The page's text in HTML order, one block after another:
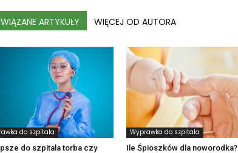
ARTYKUŁY WIĘCEJ OD AUTORA
do szpitala
do szpitala torba czy
Wyprawka do szpitala
Ile Śpioszków dla noworodka?